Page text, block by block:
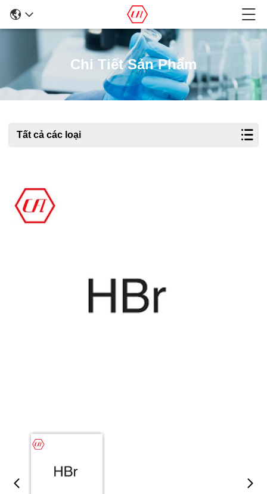
Chi Tiết Sản Phẩm
Tất cả các loại